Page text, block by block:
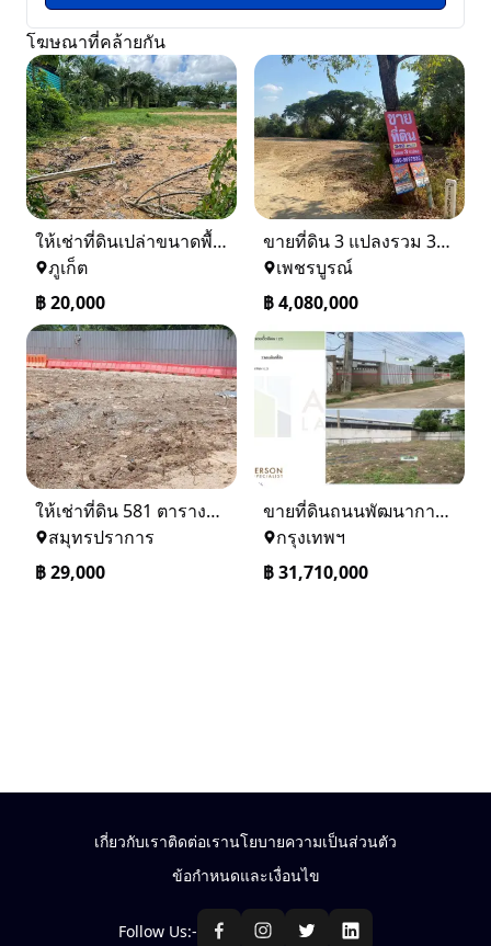
โฆษณาที่คล้ายกัน
ให้เช่าที่ดินเปล่าขนาดพื้นที่ 1 ไร่ 2 งาน 80 ตารางวา อำเภอถลาง
ภูเก็ต
฿20,000
ขายที่ดิน 3 แปลงรวม 340 ตรว ราคา ตรว. ล่ะ 12000 บาท เมืองเพชรบูรณ์
เพชรบูรณ์
฿4,080,000
ให้เช่าที่ดิน 581 ตารางวา ตรงข้างอู่ใหม่แจ็คบางหญ้าแพรก บางหัวเสือ
สมุทรปราการ
฿29,000
ขายที่ดินถนนพัฒนาการ 56 (ซอยเอื้อพัฒนา 15)
กรุงเทพฯ
฿31,710,000
เกี่ยวกับเราติดต่อเรานโยบายความเป็นส่วนตัว
ข้อกำหนดและเงื่อนไข
Follow Us:-